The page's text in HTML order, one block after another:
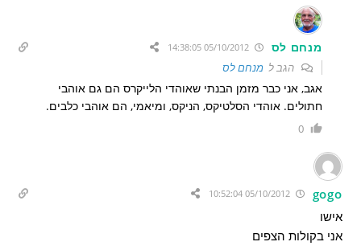
מנחם לס 05/10/2012 14:38:05
הגב למנחם לס
אגב, אני כבר מזמן הבנתי שאוהדי הלייקרס הם גם אוהבי
חתולים. אוהדי הסלטיקס, הניקס, ומיאמי, הם אוהבי כלבים.
0
gogo
05/10/2012 10:52:04
אישו
אני בקולות הצפים